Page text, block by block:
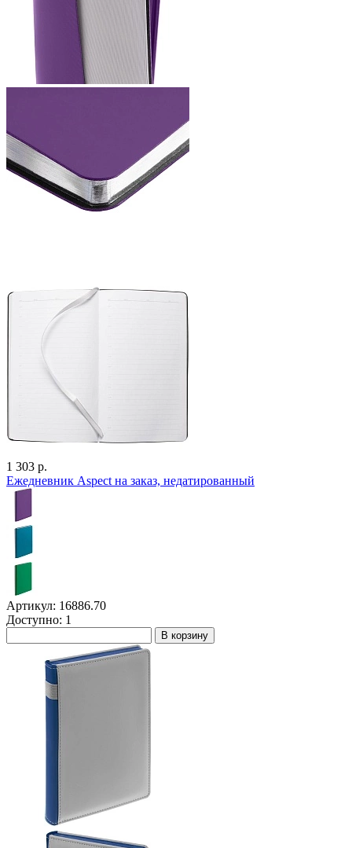
1 303 р.
Ежедневник Aspect на заказ, недатированный
Артикул: 16886.70
Доступно: 1
В корзину